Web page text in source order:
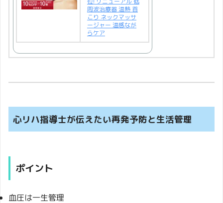
周波治療器 温熱 首
こり ネックマッサ
ージャー 温感なが
らケア
心リハ指導士が伝えたい再発予防と生活管理
ポイント
血圧は一生管理